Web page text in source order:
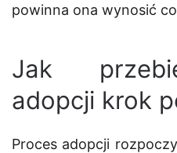
powinna ona wynosić
Jak
adopcji krok
Proces adopcji